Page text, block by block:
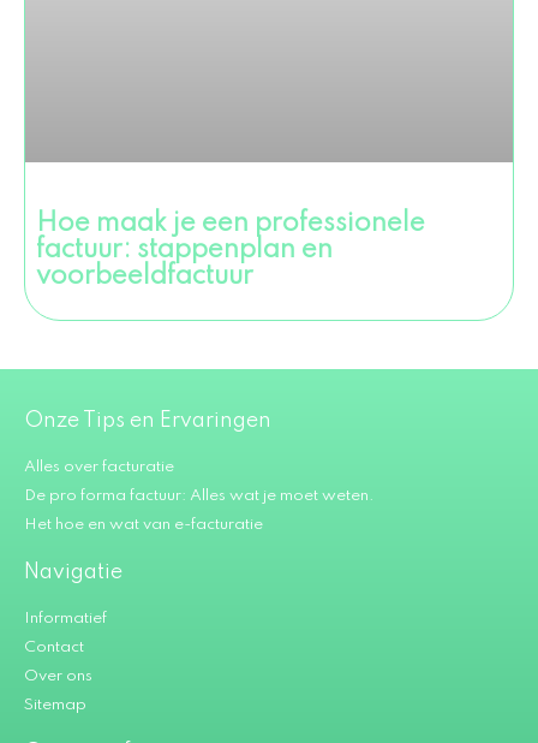
Hoe maak je een professionele
factuur: stappenplan en
voorbeeldfactuur
Onze Tips en Ervaringen
Alles over facturatie
De pro forma factuur: Alles wat je moet weten.
Het hoe en wat van e-facturatie
Navigatie
Informatief
Contact
Over ons
Sitemap